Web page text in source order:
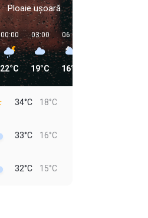
Ploaie ușoară
00:00
22°C
03:00
19°C
06:00
16°C
34°C 18°C
33°C 16°C
32°C 15°C